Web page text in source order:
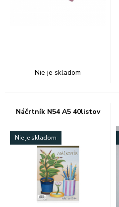
Nie je skladom
Náčrtník N54 A5 40listov
Nie je skladom